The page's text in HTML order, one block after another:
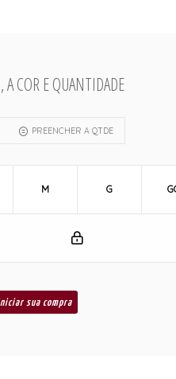
COR E QUANTIDADE
PREENCHER A QTDE
M G
sua compra